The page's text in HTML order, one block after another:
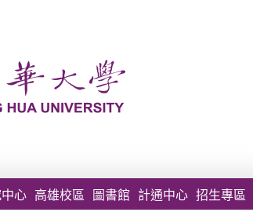
心 高雄校區 圖書館 計通中心 招生專區